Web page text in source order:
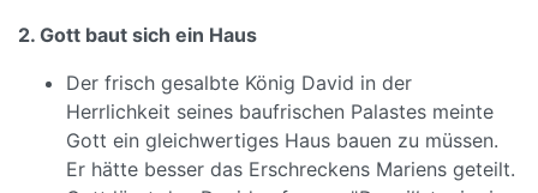
2. Gott baut sich ein Haus
Der frisch gesalbte König David in der
Herrlichkeit seines baufrischen Palastes meinte
Gott ein gleichwertiges Haus bauen zu müssen.
Er hätte besser das Erschreckens Mariens geteilt.